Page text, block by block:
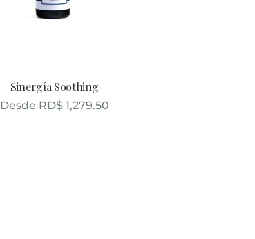
Sinergía Soothing
Desde RD$1,279.50